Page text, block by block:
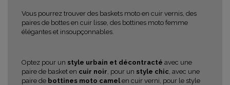
Vous pourrez trouver des baskets moto en cuir vernis, des
paires de bottes en cuir lisse, des bottines moto femme
élégantes et insoupçonnables.
Optez pour un style urbain et décontracté avec une
paire de basket en cuir noir , pour un style chic , avec une
paire de bottines moto camel en cuir verni, pour le style